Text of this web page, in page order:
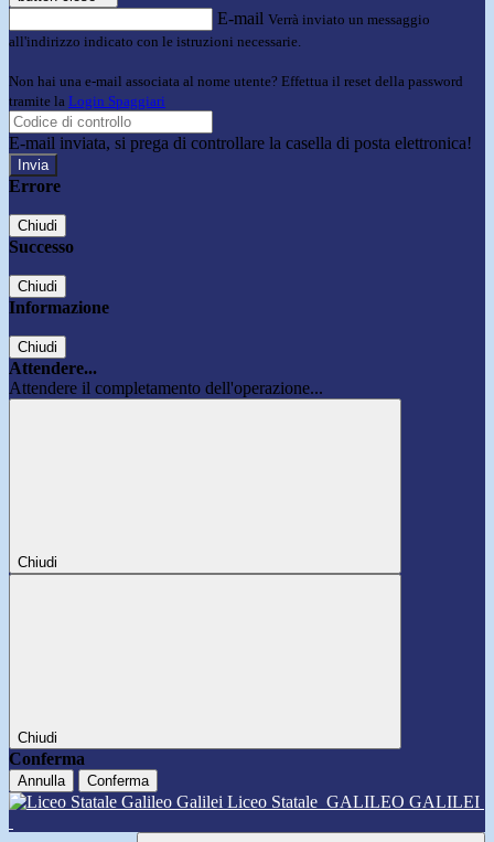
E-mail Verrà inviato un messaggio
all'indirizzo indicato con le istruzioni necessarie.
Non hai una e-mail associata al nome utente? Effettua il reset della password
tramite la Login Spaggiari
E-mail inviata, si prega di controllare la casella di posta elettronica!
Errore
Chiudi
Successo
Chiudi
Informazione
Chiudi
Attendere...
Attendere il completamento dell'operazione...
Chiudi
Chiudi
Conferma
Annulla Conferma
Liceo Statale GALILEO GALILEI